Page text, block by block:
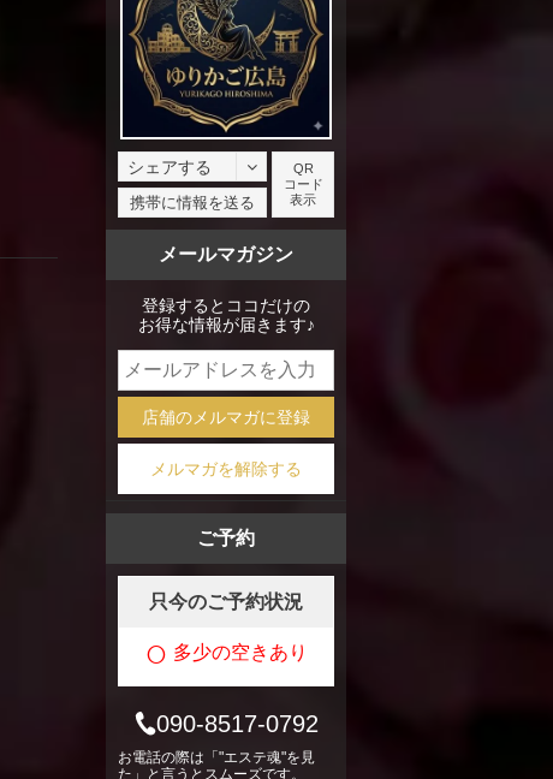
シェアする
facebook
携帯に情報を送る
QR
コード
表示
メールマガジン
登録するとココだけの
お得な情報が届きます♪
店舗のメルマガに登録
メルマガを解除する
ご予約
只今のご予約状況
○ 多少の空きあり
090-8517-0792
お電話の際は「"エステ魂"を見
た」と言うとスムーズです。